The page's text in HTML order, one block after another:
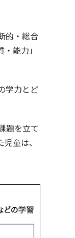
的・総合
能力」
学力とど
題を立て
童は、